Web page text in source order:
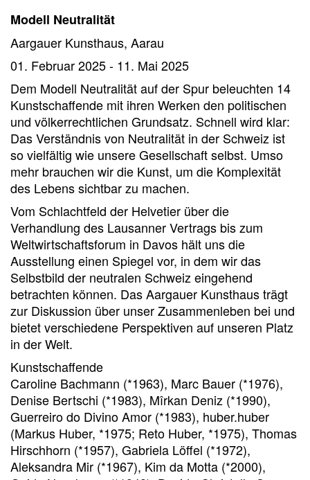
Modell Neutralität
Aargauer Kunsthaus, Aarau
01. Februar 2025 - 11. Mai 2025
Dem Modell Neutralität auf der Spur beleuchten 14
Kunstschaffende mit ihren Werken den politischen
und völkerrechtlichen Grundsatz. Schnell wird klar:
Das Verständnis von Neutralität in der Schweiz ist
so vielfältig wie unsere Gesellschaft selbst. Umso
mehr brauchen wir die Kunst, um die Komplexität
des Lebens sichtbar zu machen.
Vom Schlachtfeld der Helvetier über die
Verhandlung des Lausanner Vertrags bis zum
Weltwirtschaftsforum in Davos hält uns die
Ausstellung einen Spiegel vor, in dem wir das
Selbstbild der neutralen Schweiz eingehend
betrachten können. Das Aargauer Kunsthaus trägt
zur Diskussion über unser Zusammenleben bei und
bietet verschiedene Perspektiven auf unseren Platz
in der Welt.
Kunstschaffende
Caroline Bachmann (*1963), Marc Bauer (*1976),
Denise Bertschi (*1983), Mîrkan Deniz (*1990),
Guerreiro do Divino Amor (*1983), huber.huber
(Markus Huber, *1975; Reto Huber, *1975), Thomas
Hirschhorn (*1957), Gabriela Löffel (*1972),
Aleksandra Mir (*1967), Kim da Motta (*2000),